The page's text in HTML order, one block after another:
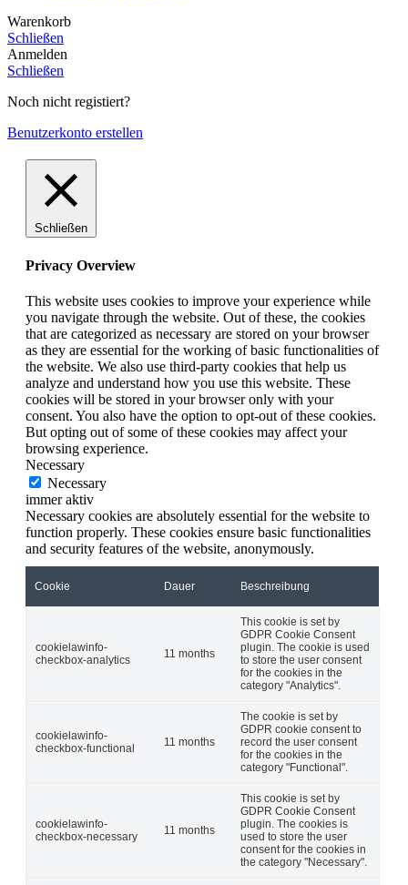
Warenkorb
Schließen
Anmelden
Schließen
Noch nicht registiert?
Benutzerkonto erstellen
Schließen
Privacy Overview
This website uses cookies to improve your experience while
you navigate through the website. Out of these, the cookies
that are categorized as necessary are stored on your browser
as they are essential for the working of basic functionalities of
the website. We also use third-party cookies that help us
analyze and understand how you use this website. These
cookies will be stored in your browser only with your
consent. You also have the option to opt-out of these cookies.
But opting out of some of these cookies may affect your
browsing experience.
Necessary
Necessary
immer aktiv
Necessary cookies are absolutely essential for the website to
function properly. These cookies ensure basic functionalities
and security features of the website, anonymously.
Cookie Dauer Beschreibung
cookielawinfo-
checkbox-analytics
11 months
This cookie is set by
GDPR Cookie Consent
plugin. The cookie is used
to store the user consent
for the cookies in the
category "Analytics".
cookielawinfo-
checkbox-functional
11 months
The cookie is set by
GDPR cookie consent to
record the user consent
for the cookies in the
category "Functional".
cookielawinfo-
checkbox-necessary
11 months
This cookie is set by
GDPR Cookie Consent
plugin. The cookies is
used to store the user
consent for the cookies in
the category "Necessary".